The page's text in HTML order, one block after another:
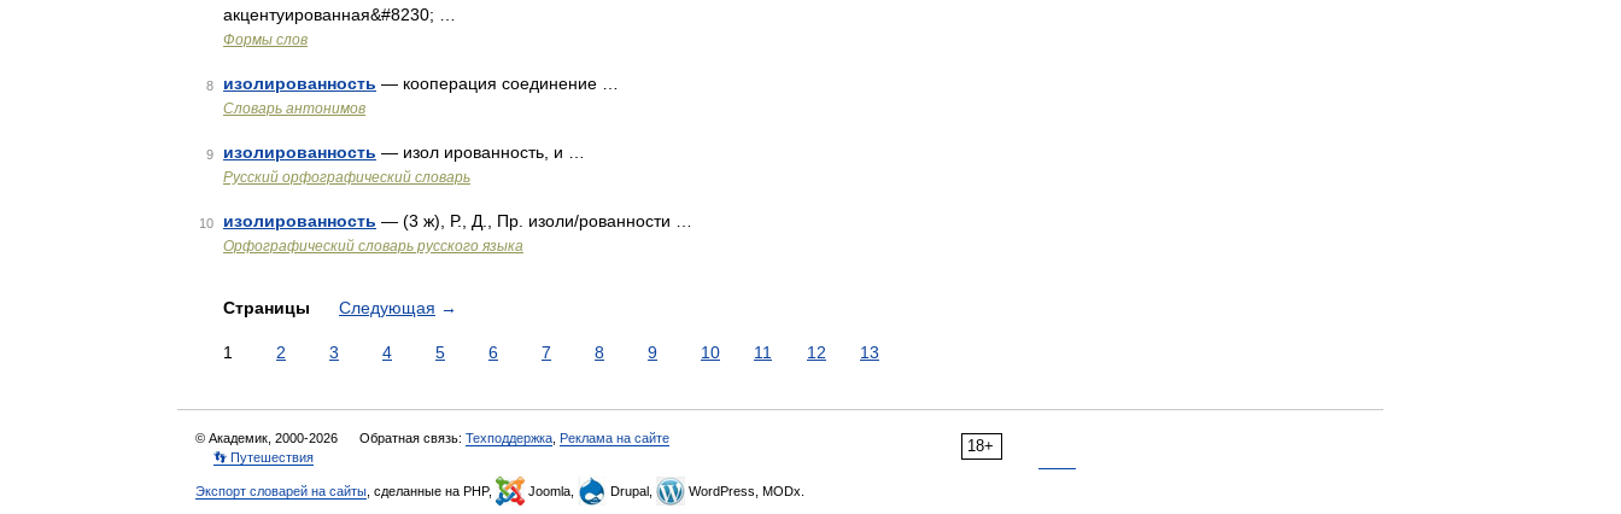
акцентуированная&#8230; …
Формы слов
8 изолированность — кооперация соединение …
Словарь антонимов
9 изолированность — изол ированность, и …
Русский орфографический словарь
10 изолированность — (3 ж), Р., Д., Пр. изоли/рованности …
Орфографический словарь русского языка
Страницы Следующая →
1 2 3 4 5 6 7 8 9 10 11 12 13
18+
© Академик, 2000-2026 Обратная связь: Техподдержка Реклама на сайте
👣 Путешествия
Экспорт словарей на сайты , сделанные на PHP, Joomla, Drupal, WordPress, MODx.